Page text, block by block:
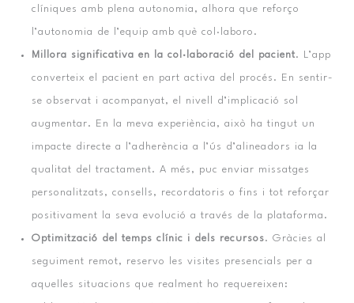
clíniques amb plena autonomia, alhora que reforço
l’autonomia de l’equip amb què col·laboro.
Millora significativa en la col·laboració del pacient. L’app
converteix el pacient en part activa del procés. En sentir-
se observat i acompanyat, el nivell d’implicació sol
augmentar. En la meva experiència, això ha tingut un
impacte directe a l’adherència a l’ús d’alineadors ia la
qualitat del tractament. A més, puc enviar missatges
personalitzats, consells, recordatoris o fins i tot reforçar
positivament la seva evolució a través de la plataforma.
Optimització del temps clínic i dels recursos. Gràcies al
seguiment remot, reservo les visites presencials per a
aquelles situacions que realment ho requereixen: